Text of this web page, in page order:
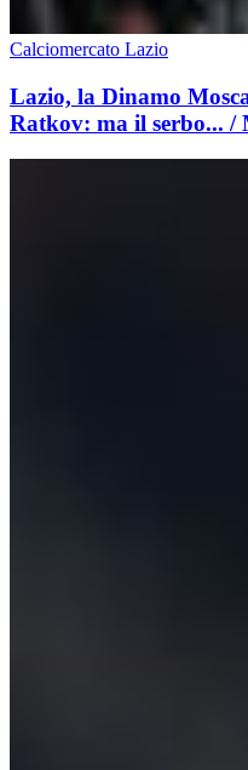
Calciomercato Lazio
Lazio, la Dinamo
Ratkov: ma il serbo... /